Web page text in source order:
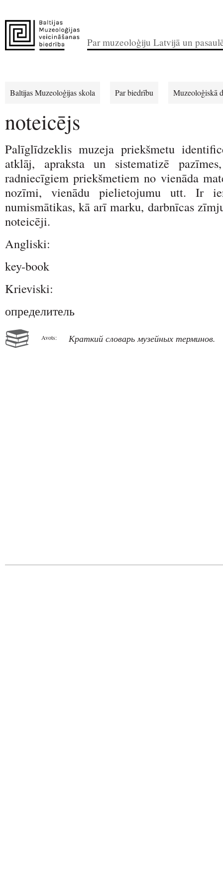
Par muzeoloģiju Latvijā un
Baltijas Muzeoloģijas skola Par biedrību Muzeoloģiskā
noteicējs
Palīglīdzeklis muzeja priekšmetu
atklāj, apraksta un sistematizē
radniecīgiem priekšmetiem no vienāda
nozīmi, vienādu pielietojumu utt. Ir
numismātikas, kā arī marku, darbnīcas
noteicēji.
Angliski:
key-book
Krieviski:
определитель
Avots: Краткий словарь музейных терминов.